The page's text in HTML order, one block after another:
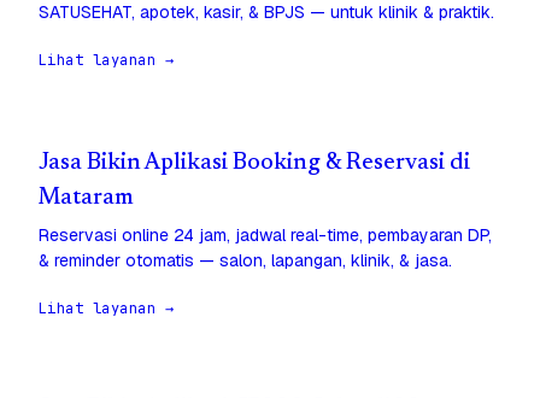
SATUSEHAT, apotek, kasir, & BPJS — untuk klinik & praktik.
Lihat layanan →
Jasa Bikin Aplikasi Booking & Reservasi di
Mataram
Reservasi online 24 jam, jadwal real-time, pembayaran DP,
& reminder otomatis — salon, lapangan, klinik, & jasa.
Lihat layanan →